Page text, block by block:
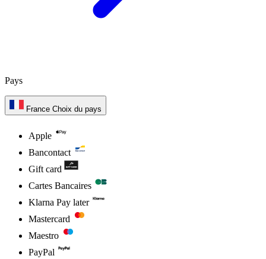
Pays
France Choix du pays
Apple
Bancontact
Gift card
Cartes Bancaires
Klarna Pay later
Mastercard
Maestro
PayPal